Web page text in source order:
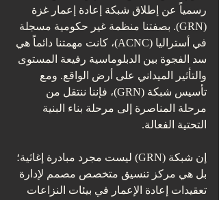
رسمياً عن إطلاق شبكة إعادة إعمار غزة
(GRN). بصفتنا منظمة غير حكومية مسجلة
في أستراليا (ACNC)، كانت مهمتنا دائماً هي
سد الفجوة بين الدبلوماسية رفيعة المستوى
والتأثير الميداني على أرض الواقع. ومع
تأسيس شبكة (GRN)، فإننا ننتقل من
مرحلة المناصرة إلى مرحلة بناء البنية
التحتية الفعالة.
إن شبكة (GRN) ليست مجرد مبادرة إغاثية؛
بل هي مركز تنسيق متخصص مصمم لإدارة
تعقيدات إعادة الإعمار في بيئات النزاعات